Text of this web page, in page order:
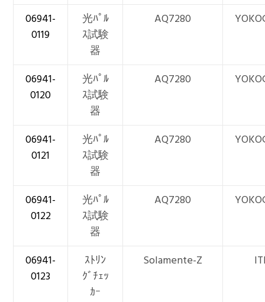
06941-
0119
光ﾊﾟﾙ
ｽ試験
器
AQ7280
06941-
0120
光ﾊﾟﾙ
ｽ試験
器
AQ7280
06941-
0121
光ﾊﾟﾙ
ｽ試験
器
AQ7280
06941-
0122
光ﾊﾟﾙ
ｽ試験
器
AQ7280
06941-
0123
ｽﾄﾘﾝ
ｸﾞﾁｪｯ
ｶｰ
Solamente-Z